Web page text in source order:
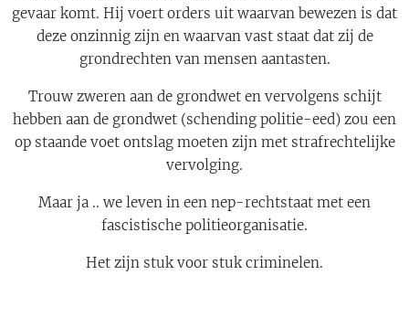
gevaar komt. Hij voert orders uit waarvan bewezen is dat
deze onzinnig zijn en waarvan vast staat dat zij de
grondrechten van mensen aantasten.
Trouw zweren aan de grondwet en vervolgens schijt
hebben aan de grondwet (schending politie-eed) zou een
op staande voet ontslag moeten zijn met strafrechtelijke
vervolging.
Maar ja .. we leven in een nep-rechtstaat met een
fascistische politieorganisatie.
Het zijn stuk voor stuk criminelen.